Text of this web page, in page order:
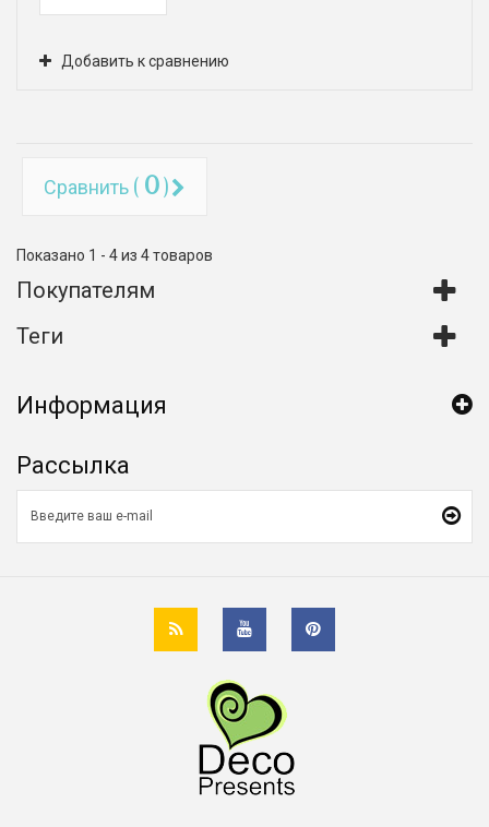
Добавить к сравнению
Сравнить ( 0)
Показано 1 - 4 из 4 товаров
Покупателям
Теги
Информация
Рассылка